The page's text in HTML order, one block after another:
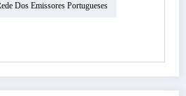
Dos Emissores Portugueses